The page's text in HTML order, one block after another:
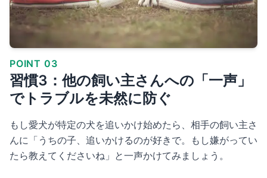
POINT 03
習慣3：他の飼い主さんへの「一声」
でトラブルを未然に防ぐ
もし愛犬が特定の犬を追いかけ始めたら、相手の飼い主さ
んに「うちの子、追いかけるのが好きで。もし嫌がってい
たら教えてくださいね」と一声かけてみましょう。